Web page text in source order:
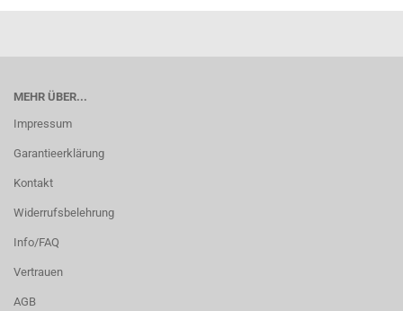
MEHR ÜBER...
Impressum
Garantieerklärung
Kontakt
Widerrufsbelehrung
Info/FAQ
Vertrauen
AGB